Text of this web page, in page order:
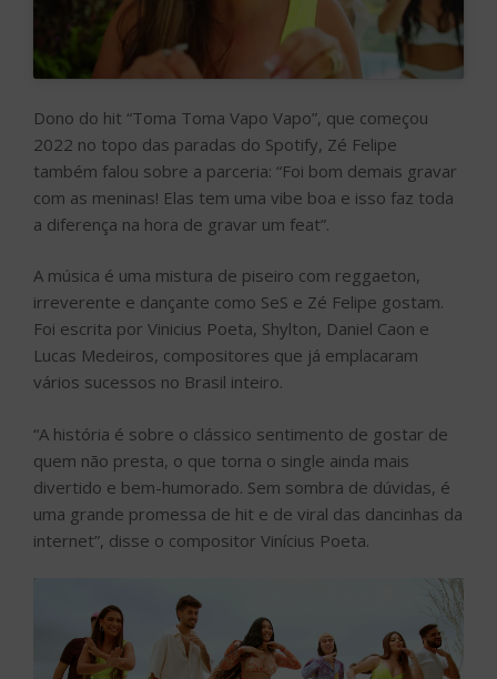
Dono do hit “Toma Toma Vapo Vapo”, que começou
2022 no topo das paradas do Spotify, Zé Felipe
também falou sobre a parceria: “Foi bom demais gravar
com as meninas! Elas tem uma vibe boa e isso faz toda
a diferença na hora de gravar um feat”.
A música é uma mistura de piseiro com reggaeton,
irreverente e dançante como SeS e Zé Felipe gostam.
Foi escrita por Vinicius Poeta, Shylton, Daniel Caon e
Lucas Medeiros, compositores que já emplacaram
vários sucessos no Brasil inteiro.
“A história é sobre o clássico sentimento de gostar de
quem não presta, o que torna o single ainda mais
divertido e bem-humorado. Sem sombra de dúvidas, é
uma grande promessa de hit e de viral das dancinhas da
internet”, disse o compositor Vinícius Poeta.